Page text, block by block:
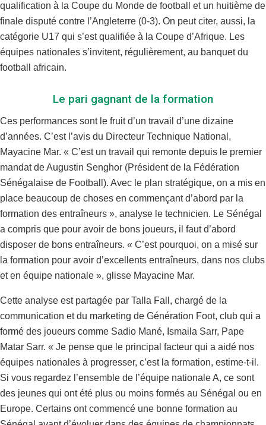
qualification à la Coupe du Monde de football et un huitième de
finale disputé contre l’Angleterre (0-3). On peut citer, aussi, la
catégorie U17 qui s’est qualifiée à la Coupe d’Afrique. Les
équipes nationales s’invitent, régulièrement, au banquet du
football africain.
Le pari gagnant de la formation
Ces performances sont le fruit d’un travail d’une dizaine
d’années. C’est l’avis du Directeur Technique National,
Mayacine Mar. « C’est un travail qui remonte depuis le premier
mandat de Augustin Senghor (Président de la Fédération
Sénégalaise de Football). Avec le plan stratégique, on a mis en
place beaucoup de choses en commençant d’abord par la
formation des entraîneurs », analyse le technicien. Le Sénégal
a compris que pour avoir de bons joueurs, il faut d’abord
disposer de bons entraîneurs. « C’est pourquoi, on a misé sur
la formation pour avoir d’excellents entraîneurs, dans nos clubs
et en équipe nationale », glisse Mayacine Mar.
Cette analyse est partagée par Talla Fall, chargé de la
communication et du marketing de Génération Foot, club qui a
formé des joueurs comme Sadio Mané, Ismaila Sarr, Pape
Matar Sarr. « Je pense que le principal facteur qui a aidé nos
équipes nationales à progresser, c’est la formation, estime-t-il.
Si vous regardez l’ensemble de l’équipe nationale A, ce sont
des jeunes qui ont été plus ou moins formés au Sénégal ou en
Europe. Certains ont commencé une bonne formation au